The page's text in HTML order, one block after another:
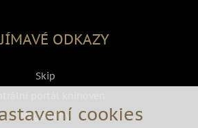
ODKAZY
Skip
Megaknihy
cookies